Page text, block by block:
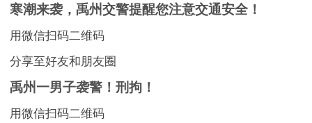
寒潮来袭，禹州交警提醒您注意交通安全！
用微信扫码二维码
分享至好友和朋友圈
禹州一男子袭警！刑拘！
用微信扫码二维码